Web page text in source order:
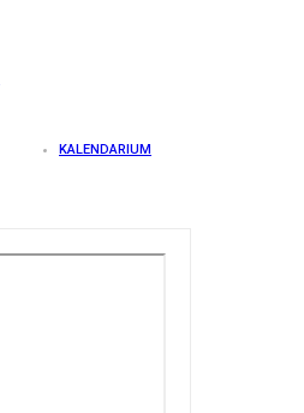
KALENDARIUM